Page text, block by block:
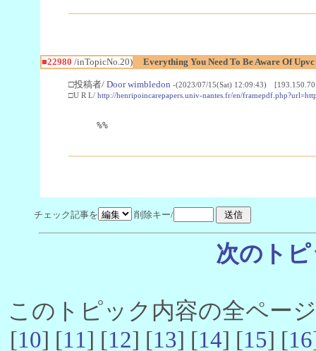
■22980 /inTopicNo.20) Everything You Need To Be Aware Of
□投稿者/ Door wimbledon -(2023/07/15(Sat) 12:09:43)
□U R L/ http://henripoincarepapers.univ-nantes.fr/en/
%%
チェック記事を 削除キー/
次のト
このトピック内容の全ペー
[10] [11] [12] [13] [14] [15] [16